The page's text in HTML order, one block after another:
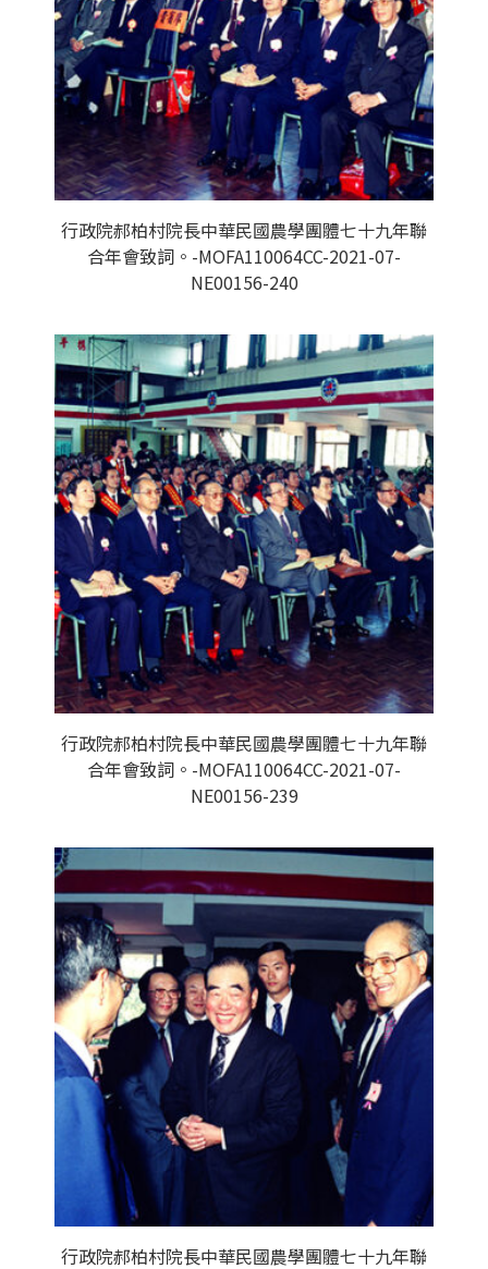
行政院郝柏村院長中華民國農學團體七十九年聯
合年會致詞。-MOFA110064CC-2021-07-
NE00156-240
行政院郝柏村院長中華民國農學團體七十九年聯
合年會致詞。-MOFA110064CC-2021-07-
NE00156-239
行政院郝柏村院長中華民國農學團體七十九年聯